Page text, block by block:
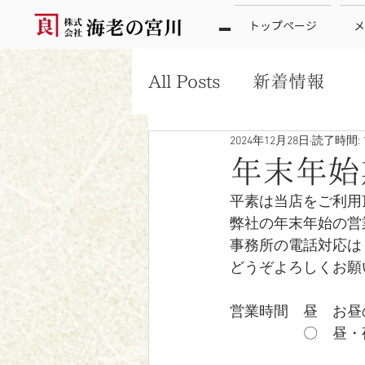
トップページ
All Posts 新着情報
年末年
2024年12月28日 読了時間:
平素は当店をご利
弊社の年末年始の
事務所の電話対応
どうぞよろしくお
営業時間　昼　お
〇　昼・夜営業